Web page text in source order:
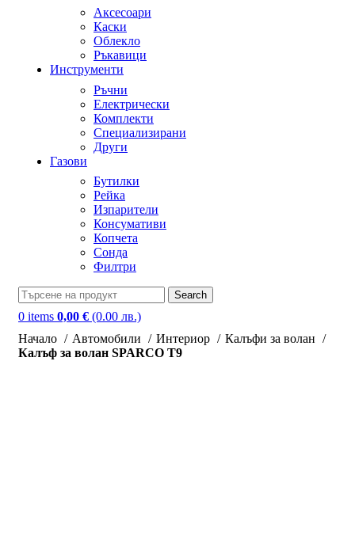
Аксесоари
Каски
Облекло
Ръкавици
Инструменти
Ръчни
Електрически
Комплекти
Специализирани
Други
Газови
Бутилки
Рейка
Изпарители
Консумативи
Копчета
Сонда
Филтри
Search
0 items 0,00 € (0.00 лв.)
Начало
Автомобили Интериор
Калъфи за волан
Калъф за волан SPARCO Т9